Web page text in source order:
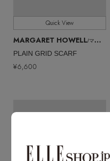
Quick View
MARGARET HOWELL/マーガレット・ハウエル
PLAIN GRID SCARF
¥6,600